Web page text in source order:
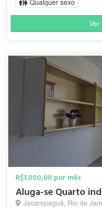
Qualquer sexo
Ver
R$1.000,00 por mês
Jacarepaguá, Rio de